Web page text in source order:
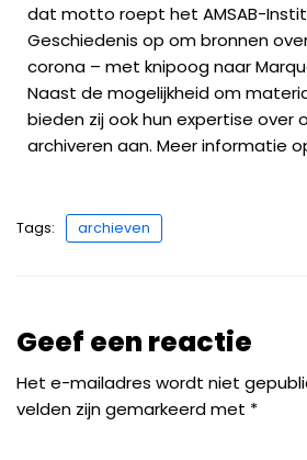
dat motto roept het AMSAB-
Geschiedenis op om bronnen
corona – met knipoog naar
Naast de mogelijkheid om
bieden zij ook hun expertise over
archiveren aan. Meer informatie
Tags: archieven
Geef een reactie
Het e-mailadres wordt niet
velden zijn gemarkeerd met *